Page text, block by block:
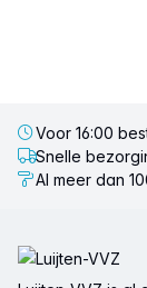
Voor 16:00
Snelle
Al meer dan